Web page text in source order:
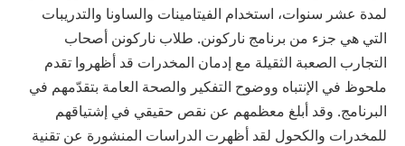
لمدة عشر سنوات، استخدام الفيتامينات والساونا والتدريبات
التي هي جزء من برنامج ناركونن. طلاب ناركونن أصحاب
التجارب الصعبة الثقيلة مع إدمان المخدرات قد أظهروا تقدم
ملحوظ في الإنتباه ووضوح التفكير والصحة العامة بتقدّمهم في
البرنامج. وقد أبلغ معظمهم عن نقص حقيقي في إشتياقهم
للمخدرات والكحول لقد أظهرت الدراسات المنشورة عن تقنية